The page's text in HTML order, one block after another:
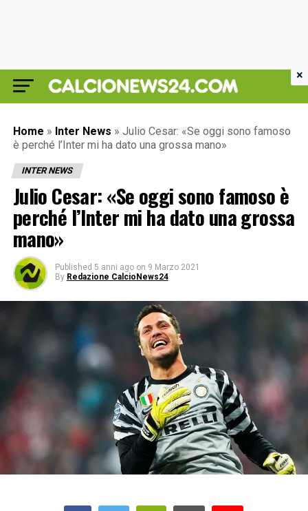
Home » Inter News » Julio Cesar: «Se oggi sono famoso
è perché l’Inter mi ha dato una grossa mano»
INTER NEWS
Julio Cesar: «Se oggi sono famoso è
perché l’Inter mi ha dato una grossa
mano»
Published 5 anni ago on 9 Marzo 2021
By Redazione CalcioNews24
×